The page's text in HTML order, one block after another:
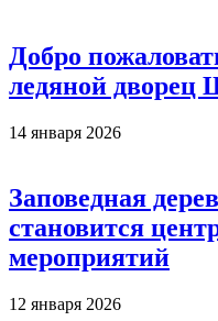
Добро
ледяной дворец
14 января 2026
Заповедная
становится
мероприятий
12 января 2026